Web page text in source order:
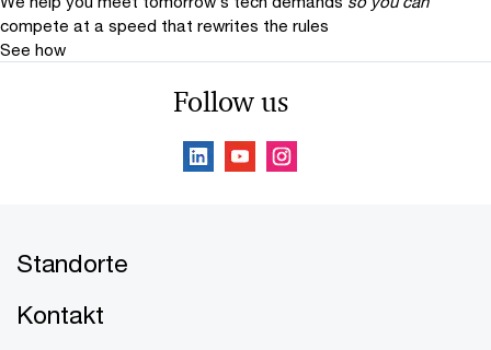
compete at a speed that rewrites the rules
See how
Follow us
Standorte
Kontakt